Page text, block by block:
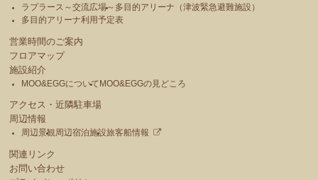
ラプラース～交流広場～ 多目的アリーナ（津波緊急避難施設）
多目的アリーナ利用予定表
営業時間のご案内
フロアマップ
施設紹介
MOO&EGGについて MOO&EGGの見どころ
アクセス・近隣駐車場
周辺情報
周辺景観 周辺宿泊施設旅客船情報
関連リンク
お問い合わせ